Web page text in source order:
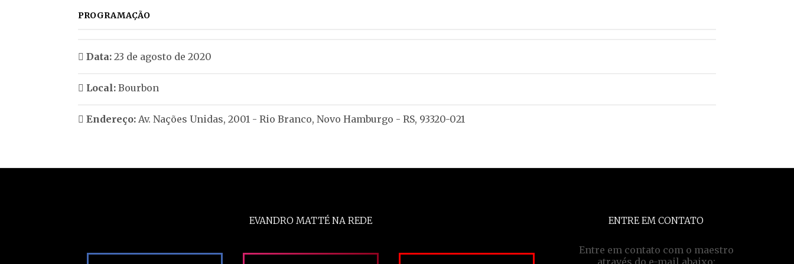
PROGRAMAÇÃO
Data: 23 de agosto de 2020
Local: Bourbon
Endereço: Av. Nações Unidas, 2001 - Rio Branco, Novo Hamburgo - RS, 93320-021
EVANDRO MATTÉ NA REDE ENTRE EM CONTATO
Entre em contato com o maestro
através do e-mail abaixo: